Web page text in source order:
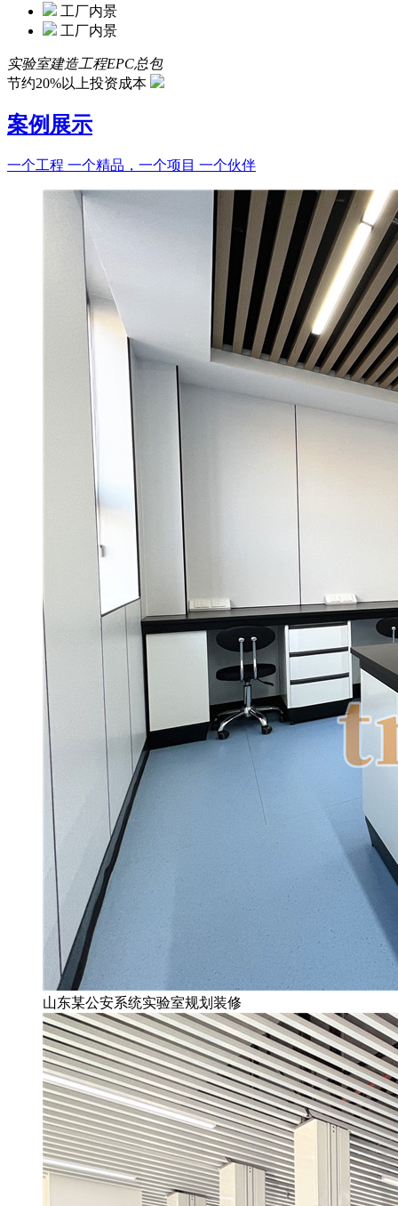
工厂内景
工厂内景
实验室建造工程EPC总包
节约20%以上投资成本
案例展示
一个工程 一个精品，一个项目 一个伙伴
山东某公安系统实验室规划装修